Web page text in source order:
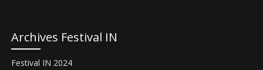
Archives Festival IN
Festival IN 2024